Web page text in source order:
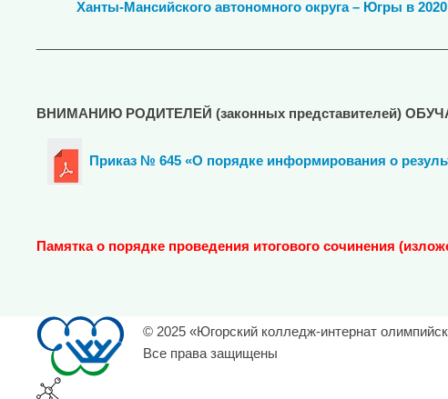
Ханты-Мансийского автономного округа – Югры в 2020
ВНИМАНИЮ РОДИТЕЛЕЙ (законных представителей)
Приказ № 645 «О порядке информирования о
Памяткао порядке проведения итогового сочинения
© 2025 «Югорский колледж-интернат
Все права защищены